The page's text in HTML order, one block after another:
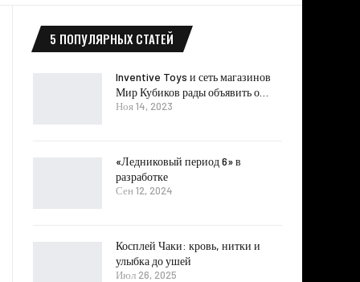
5 ПОПУЛЯРНЫХ СТАТЕЙ
Inventive Toys и сеть магазинов
Мир Кубиков рады объявить о…
Ноя 14, 2023
«Ледниковый период 6» в
разработке
Сен 12, 2024
Косплей Чаки: кровь, нитки и
улыбка до ушей
Июл 26, 2025